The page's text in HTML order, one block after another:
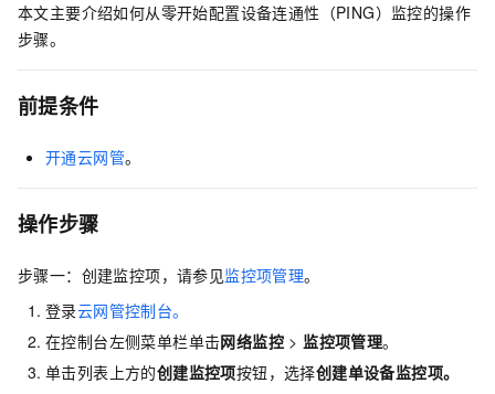
本文主要介绍如何从零开始配置设备连通性（PING）监控的操作
步骤。
前提条件
开通云网管。
操作步骤
步骤一：创建监控项，请参见监控项管理。
登录云网管控制台。
在控制台左侧菜单栏单击网络监控 >监控项管理。
单击列表上方的创建监控项按钮，选择创建单设备监控项。